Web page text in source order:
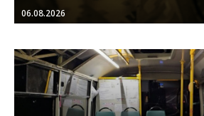
06.08.2026